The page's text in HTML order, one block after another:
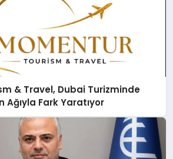
& Travel, Dubai Turizminde
Ağıyla Fark Yaratıyor